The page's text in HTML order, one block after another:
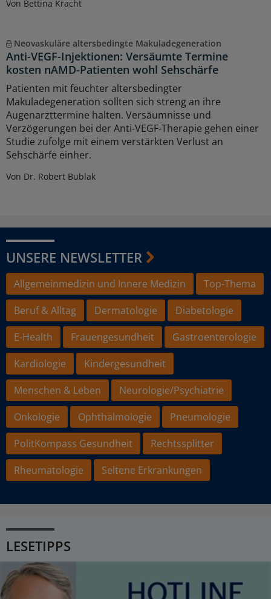
Von Bettina Kracht
Neovaskuläre altersbedingte Makuladegeneration
Anti-VEGF-Injektionen: Versäumte Termine
kosten nAMD-Patienten wohl Sehschärfe
Patienten mit feuchter altersbedingter
Makuladegeneration sollten sich streng an ihre
Augenarzttermine halten. Versäumnisse und
Verzögerungen bei der Anti-VEGF-Therapie gehen einer
Studie zufolge mit einem verstärkten Verlust an
Sehschärfe einher.
Von Dr. Robert Bublak
UNSERE NEWSLETTER
Allgemeinmedizin und Innere Medizin
Top-Thema
Beruf & Alltag
Dermatologie
Diabetologie
E-Health
Frauengesundheit
Gastroenterologie
Kardiologie
Kindergesundheit
Menschen & Leben
Neurologie/Psychiatrie
Onkologie
Ophthalmologie
Pneumologie
PolitKompass Gesundheit
Rechtssplitter
Rheumatologie
Seltene Erkrankungen
LESETIPPS